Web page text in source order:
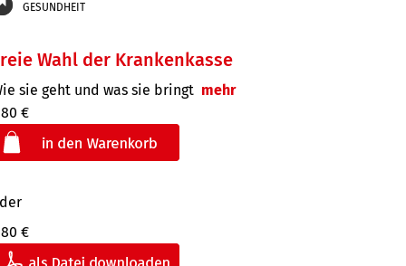
GESUNDHEIT
Wahl der Krankenkasse
sie geht und was sie bringt mehr
€
€